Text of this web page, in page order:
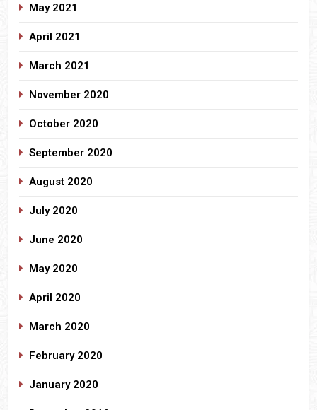
May 2021
April 2021
March 2021
November 2020
October 2020
September 2020
August 2020
July 2020
June 2020
May 2020
April 2020
March 2020
February 2020
January 2020